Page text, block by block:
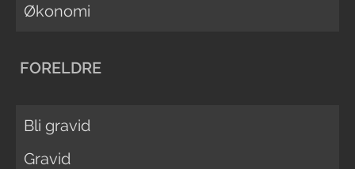
Økonomi
FORELDRE
Bli gravid
Gravid